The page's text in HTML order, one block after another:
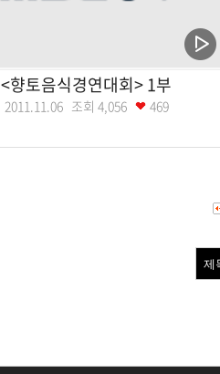
<향토음식경연대회> 1부
2011.11.06 조회 4,056 469